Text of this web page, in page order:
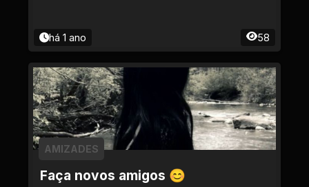
há 1 ano 58
Faça novos amigos 😊
AMIZADES